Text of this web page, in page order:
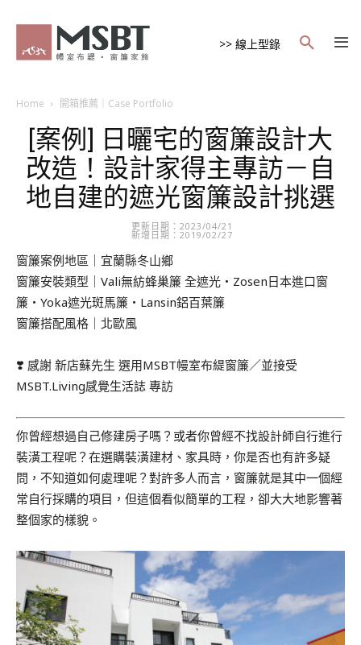
>> 線上型錄
Home 開箱推薦｜Case Portfolio
[案例] 日曬宅的窗簾設計大
改造！設計家得主專訪－自
地自建的遮光窗簾設計挑選
更新日期：2023/04/21
新增日期：2019/02/27
窗簾案例地區｜宜蘭縣冬山鄉
窗簾安裝類型｜Vali無紡蜂巢簾 全遮光・Zosen日本進口窗
簾・Yoka遮光斑馬簾・Lansin鋁百葉簾
窗簾搭配風格｜北歐風
❣️ 感謝 新店蘇先生 選用MSBT幔室布緹窗簾／並接受
MSBT.Living感覺生活誌 專訪
你曾經想過自己修建房子嗎？或者你曾經不找設計師自行進行
裝潢工程呢？在選購裝潢建材、家具時，你是否也有許多疑
問，不知道如何處理呢？對許多人而言，窗簾就是其中一個經
常自行採購的項目，但這個看似簡單的工程，卻大大地影響著
整個家的樣貌。